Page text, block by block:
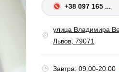
+38 097 165 ...
улица Владимира
Львов, 79071
Завтра: 09:00-20:00